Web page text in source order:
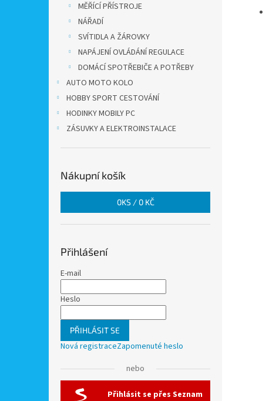
MĚŘÍCÍ PŘÍSTROJE
NÁŘADÍ
SVÍTIDLA A ŽÁROVKY
NAPÁJENÍ OVLÁDÁNÍ REGULACE
DOMÁCÍ SPOTŘEBIČE A POTŘEBY
AUTO MOTO KOLO
HOBBY SPORT CESTOVÁNÍ
HODINKY MOBILY PC
ZÁSUVKY A ELEKTROINSTALACE
Nákupní košík
0KS / 0 KČ
Přihlášení
E-mail
Heslo
PŘIHLÁSIT SE
Nová registraceZapomenuté heslo
nebo
Přihlásit se přes Seznam